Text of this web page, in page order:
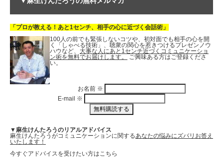
「プロが教える！あと1センチ、相手の心に近づく会話術」
100人の前でも緊張しないコツや、初対面でも相手の心を開
く「しゃべる技術」、聴衆の関心を惹きつけるプレゼンノウ
ハウなど、 大事な人にあと1センチ近づくコミュニケーショ
ン術を無料でお届けします。
ご興味ある方はご登録くださ
い。
お名前 ※
E-mail ※
▼麻生けんたろうのリアルアドバイス
麻生けんたろうがコミュニケーションに関するあなたの悩みにズバリお答え
いたします！
今すぐアドバイスを受けたい方はこちら